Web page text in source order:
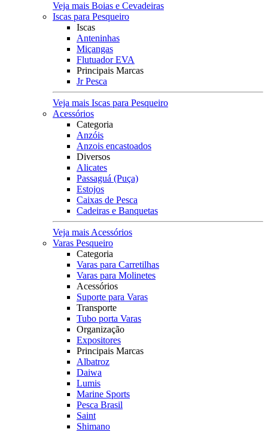
Veja mais Boias e Cevadeiras
Iscas para Pesqueiro
Iscas
Anteninhas
Miçangas
Flutuador EVA
Principais Marcas
Jr Pesca
Veja mais Iscas para Pesqueiro
Acessórios
Categoria
Anzóis
Anzois encastoados
Diversos
Alicates
Passaguá (Puça)
Estojos
Caixas de Pesca
Cadeiras e Banquetas
Veja mais Acessórios
Varas Pesqueiro
Categoria
Varas para Carretilhas
Varas para Molinetes
Acessórios
Suporte para Varas
Transporte
Tubo porta Varas
Organização
Expositores
Principais Marcas
Albatroz
Daiwa
Lumis
Marine Sports
Pesca Brasil
Saint
Shimano